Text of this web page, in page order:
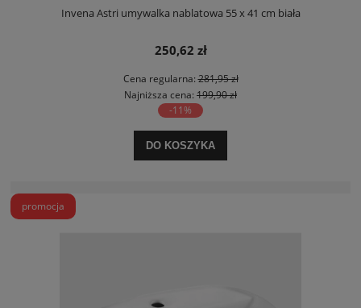
Invena Astri umywalka nablatowa 55 x 41 cm biała
250,62 zł
Cena regularna:281,95 zł
Najniższa cena: 199,90 zł
-11%
DO KOSZYKA
promocja